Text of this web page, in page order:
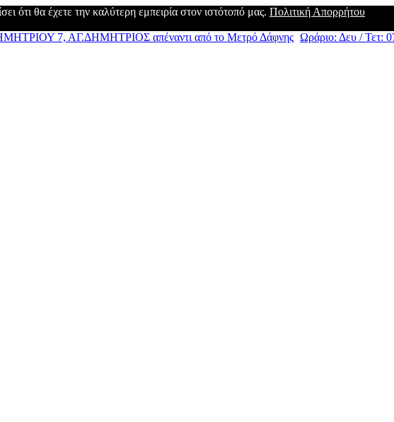
ότι θα έχετε την καλύτερη εμπειρία στον ιστότοπό μας. Πολιτική Απορρήτου
7, ΑΓ.ΔΗΜΗΤΡΙΟΣ απέναντι από το Μετρό Δάφνης Ωράριο: Δευ / Τετ: